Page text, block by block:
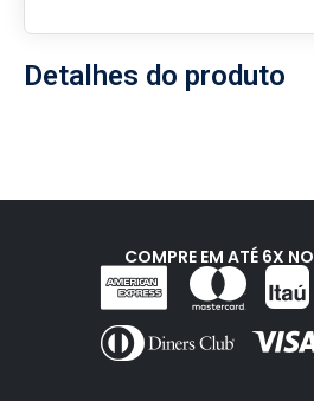
Detalhes do produto
COMPRE EM ATÉ 6X